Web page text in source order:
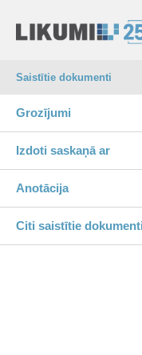
Saistītie dokumenti
Grozījumi
Izdoti saskaņā ar
Anotācija
Citi saistītie dokumenti